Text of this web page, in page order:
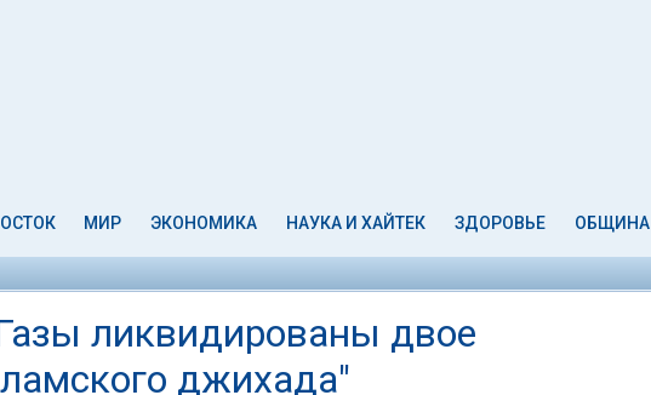
МИР ЭКОНОМИКА НАУКА И ХАЙТЕК ЗДОРОВЬЕ ОБЩИНА
ликвидированы двое
джихада"